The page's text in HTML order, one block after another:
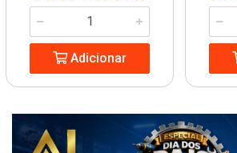
Adicionar